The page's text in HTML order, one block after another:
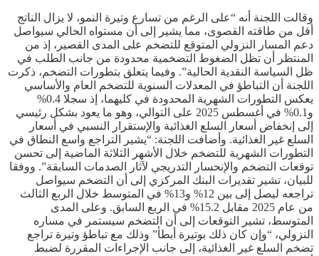
وقالت اللجنة أنه “على الرغم من تسارع وتيرة النمو، لا يزال الناتج
أقل من طاقته القصوى، مما يشير إلى أن مستواه الحالي سيواصل
دعم المسار النزولي المتوقع للتضخم على المدى القصير، إذ من
المنتظر أن تظل الضغوط التضخمية محدودة من جانب الطلب في
ظل السياسة النقدية الحالية”. وفيما يتعلق بتطورات التضخم، ذكرت
اللجنة أن التباطؤ في المعدلات السنوية للتضخم العام والأساسي
يعكس التطورات الشهرية المحدودة في كليهما، إذ سجلا 0.4%
و0.1% في أغسطس 2025 على التوالي، وهو ما يعود بشكل رئيسي
إلى إنخفاض أسعار السلع الغذائية والإستقرار النسبي في أسعار
السلع غير الغذائية. وأضافت اللجنة: “يشير التراجع واسع النطاق في
التطورات الشهرية للتضخم خلال الأشهر الثلاثة الماضية إلى تحسن
توقعات التضخم والإنحسار التدريجي لآثار الصدمات السابقة”. ووفقا
للبيان، تشير تقديرات البنك المركزي إلى أن التضخم سيواصل
تراجعه ليصل إلى بين 12% و13% في المتوسط خلال الربع الثالث
من عام 2025 مقابل 15.2% في الربع السابق. وعلى المدى
المتوسط، تشير التوقعات إلى أن التضخم سيستمر في مساره
النزولي، “وإن كان ذلك بوتيرة أبطأ” وذلك مع تباطؤ وتيرة تراجع
تضخم السلع غير الغذائية، إلى جانب الإجراءات المقررة لضبط